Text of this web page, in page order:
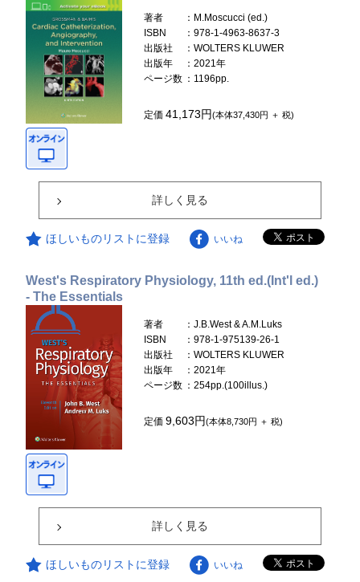
著者
：M.Moscucci (ed.)
ISBN
：978-1-4963-8637-3
出版社
：WOLTERS KLUWER
出版年
：2021年
ページ数 ：1196pp.
定価41,173円(本体37,430円 ＋ 税)
詳しく見る
ほしいものリストに登録 いいね
West's Respiratory Physiology, 11th ed.(Int'l ed.)
- The Essentials
著者
：J.B.West & A.M.Luks
ISBN
：978-1-975139-26-1
出版社
：WOLTERS KLUWER
出版年
：2021年
ページ数 ：254pp.(100illus.)
定価9,603円(本体8,730円 ＋ 税)
詳しく見る
ほしいものリストに登録 いいね